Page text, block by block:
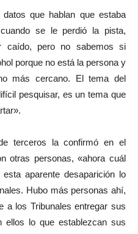
que hablan que estaba
se le perdió la pista,
caído, pero no sabemos si
porque no está la persona y
más cercano. El tema del
pesquisar, es un tema que
terceros la confirmó en el
otras personas, «ahora cuál
aparente desaparición lo
Hubo más personas ahí,
a los Tribunales entregar sus
lo que establezcan sus